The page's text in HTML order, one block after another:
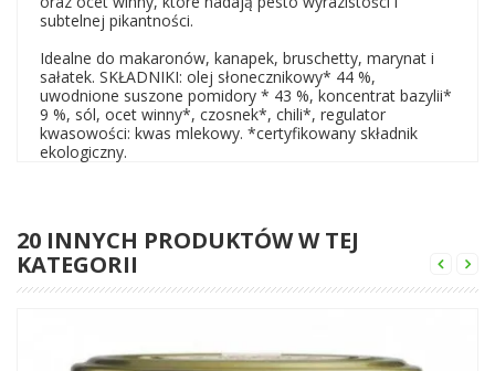
subtelnej pikantności.
Idealne do makaronów, kanapek, bruschetty, marynat i
sałatek. SKŁADNIKI: olej słonecznikowy* 44 %,
uwodnione suszone pomidory * 43 %, koncentrat bazylii*
9 %, sól, ocet winny*, czosnek*, chili*, regulator
kwasowości: kwas mlekowy. *certyfikowany składnik
ekologiczny.
20 INNYCH PRODUKTÓW W TEJ
KATEGORII